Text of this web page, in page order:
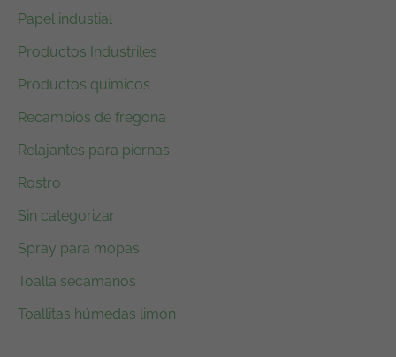
Papel industial
Productos Industriles
Productos quimicos
Recambios de fregona
Relajantes para piernas
Rostro
Sin categorizar
Spray para mopas
Toalla secamanos
Toallitas húmedas limón